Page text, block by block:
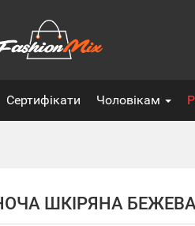
Сертифікати Чоловікам
ШКІРЯНА